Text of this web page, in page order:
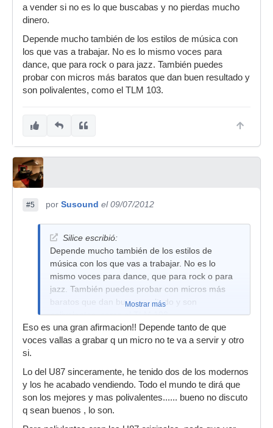
a vender si no es lo que buscabas y no pierdas mucho
dinero.
Depende mucho también de los estilos de música con
los que vas a trabajar. No es lo mismo voces para
dance, que para rock o para jazz. También puedes
probar con micros más baratos que dan buen resultado y
son polivalentes, como el TLM 103.
#5 por Susound el 09/07/2012
Silice escribió:
Depende mucho también de los estilos de
música con los que vas a trabajar. No es lo
mismo voces para dance, que para rock o para
jazz. También puedes probar con micros más
baratos que dan buen resultado y son
polivalentes, como el TLM 103.
Mostrar más
Eso es una gran afirmacion!! Depende tanto de que
voces vallas a grabar q un micro no te va a servir y otro
si.
Lo del U87 sinceramente, he tenido dos de los modernos
y los he acabado vendiendo. Todo el mundo te dirá que
son los mejores y mas polivalentes...... bueno no discuto
q sean buenos , lo son.